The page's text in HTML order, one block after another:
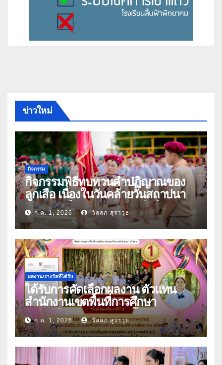
ข่าวใหม่
กิจกรรม
กิจกรรมพิธีทบทวนคำปฏิญาณของ
ลูกเสือ เนื่องในวันคล้ายวันสถาปนา
คณะลูกเสือแห่งชาติ ประจำปี 2569
ก.ค. 1, 2026 วัลลภ สุราวุธ
ผลงาน/รางวัลที่ได้รับ
ได้รับการคัดเลือกผลงาน ตัวแทน
สำนักงานเขตพื้นที่การศึกษา
มัธยมศึกษาศรีสะเกษ ยโสธร
ก.ค. 1, 2026 วัลลภ สุราวุธ